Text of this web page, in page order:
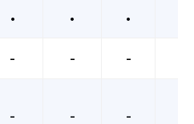
• • •
- - -
- - -